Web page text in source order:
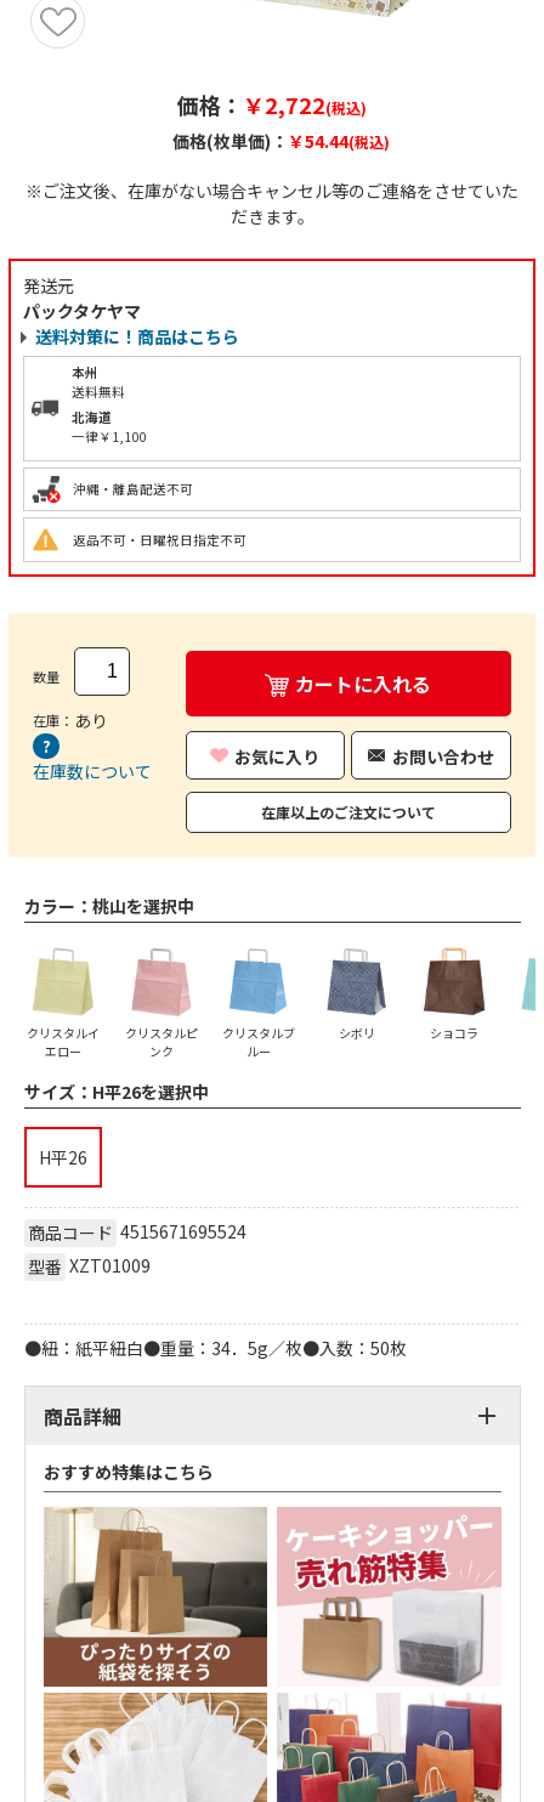
価格： ￥2,722(税込)
価格(枚単価)： ￥54.44(税込)
※ご注文後、在庫がない場合キャンセル等のご連絡をさせていた
だきます。
発送元
パックタケヤマ
送料対策に！商品はこちら
本州
送料無料
北海道
一律￥1,100
沖縄・離島配送不可
返品不可・日曜祝日指定不可
数量
在庫： あり
在庫数について
カートに入れる
お気に入り お問い合わせ
在庫以上のご注文について
カラー： 桃山を選択中
クリスタルイ
エロー
クリスタルピ
ンク
クリスタルブ
ルー
シボリ ショコラ
サイズ： H平26を選択中
H平26
商品コード 4515671695524
型番 XZT01009
●紐：紙平紐白●重量：34．5g／枚●入数：50枚
商品詳細
おすすめ特集はこちら